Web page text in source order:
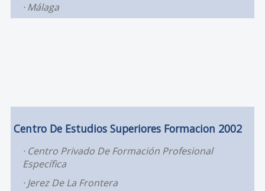
Málaga
Centro De Estudios Superiores Formacion 2002
Centro Privado De Formación Profesional
Específica
Jerez De La Frontera